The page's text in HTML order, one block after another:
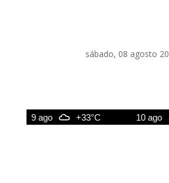
sábado, 08 agosto
9 ago +33°C 10 ago